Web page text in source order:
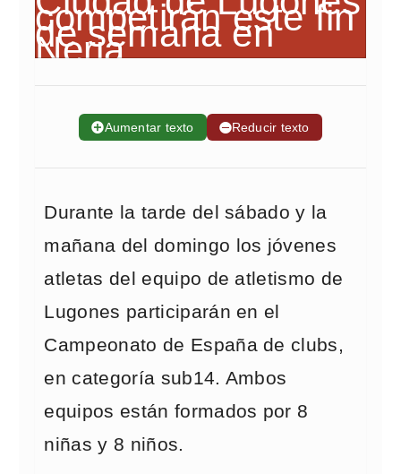
➕Aumentar texto ➖Reducir texto
Durante la tarde del sábado y la
mañana del domingo los jóvenes
atletas del equipo de atletismo de
Lugones participarán en el
Campeonato de España de clubs,
en categoría sub14. Ambos
equipos están formados por 8
niñas y 8 niños.